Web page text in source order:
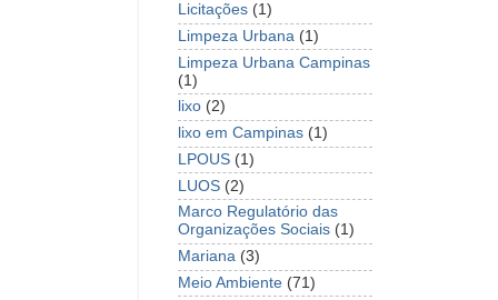
Licitações (1)
Limpeza Urbana (1)
Limpeza Urbana Campinas
(1)
lixo (2)
lixo em Campinas (1)
LPOUS (1)
LUOS (2)
Marco Regulatório das
Organizações Sociais (1)
Mariana (3)
Meio Ambiente (71)